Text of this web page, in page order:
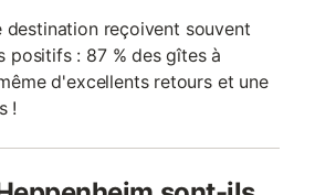
destination reçoivent souvent
positifs : 87 % des gîtes à
d'excellents retours et une
!